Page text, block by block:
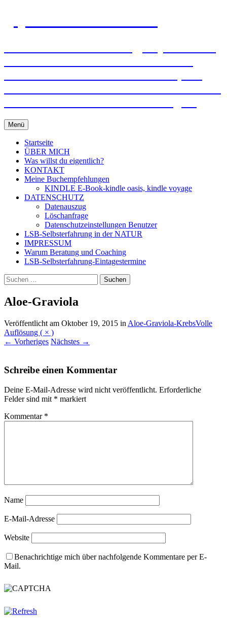
Menü Zum
Inhalt
springen
Startseite
ÜBER MICH
Was willst du eigentlich?
KONTAKT
Meine Buchempfehlungen
KINDLE E-Book-kindle oasis, kindle voyage
DATENSCHUTZ
Datenauszug
Löschanfrage
Datenschutzeinstellungen Benutzer
LSB-Selbsterfahrung in der NATUR
IMPRESSUM
Warum Beratung und Coaching
LSB-Selbsterfahrung-Eintagestermine
Suchen
nach:
Aloe-Graviola
Veröffentlicht am Oktober 19, 2015 in Aloe-Graviola-KrebsVolle
Auflösung ( × )
← Vorheriges Nächstes →
Schreibe einen Kommentar
Deine E-Mail-Adresse wird nicht veröffentlicht. Erforderliche
Felder sind mit * markiert
Kommentar *
Name
E-Mail-Adresse
Website
Benachrichtige mich über nachfolgende Kommentare per E-
Mail.